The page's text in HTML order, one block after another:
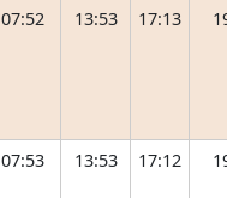
07:52 13:53 17:13
07:53 13:53 17:12